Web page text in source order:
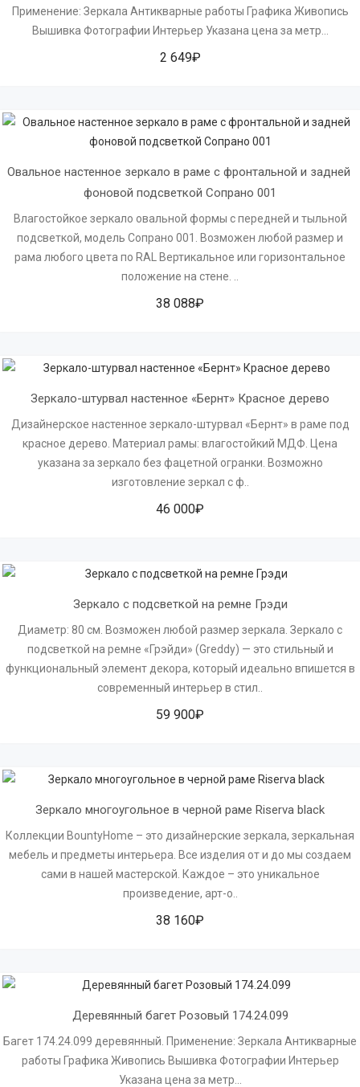
Применение: Зеркала Антикварные работы Графика Живопись
Вышивка Фотографии Интерьер Указана цена за метр...
2 649₽
Овальное настенное зеркало в раме с фронтальной и задней
фоновой подсветкой Сопрано 001
Влагостойкое зеркало овальной формы с передней и тыльной
подсветкой, модель Сопрано 001. Возможен любой размер и
рама любого цвета по RAL Вертикальное или горизонтальное
положение на стене. ..
38 088₽
Зеркало-штурвал настенное «Бернт» Красное дерево
Дизайнерское настенное зеркало-штурвал «Бернт» в раме под
красное дерево. Материал рамы: влагостойкий МДФ. Цена
указана за зеркало без фацетной огранки. Возможно
изготовление зеркал с ф..
46 000₽
Зеркало с подсветкой на ремне Грэди
Диаметр: 80 см. Возможен любой размер зеркала. Зеркало с
подсветкой на ремне «Грэйди» (Greddy) — это стильный и
функциональный элемент декора, который идеально впишется в
современный интерьер в стил..
59 900₽
Зеркало многоугольное в черной раме Riserva black
Коллекции BountyHome – это дизайнерские зеркала, зеркальная
мебель и предметы интерьера. Все изделия от и до мы создаем
сами в нашей мастерской. Каждое – это уникальное
произведение, арт-о..
38 160₽
Деревянный багет Розовый 174.24.099
Багет 174.24.099 деревянный. Применение: Зеркала Антикварные
работы Графика Живопись Вышивка Фотографии Интерьер
Указана цена за метр...